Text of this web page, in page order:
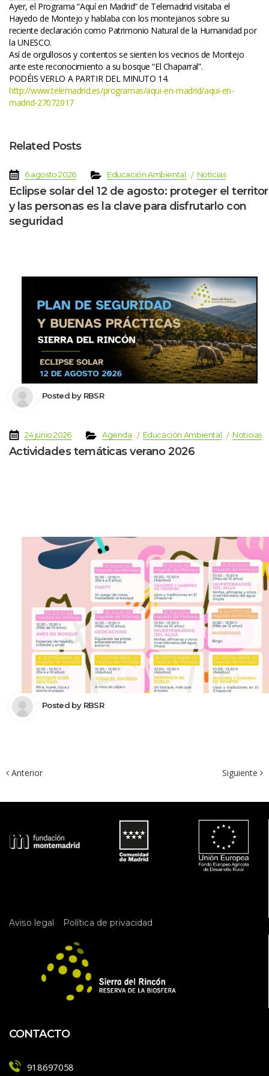
Ayer, el Programa “Aquí en Madrid” de Telemadrid visitaba el
Hayedo de Montejo y hablaba con los montejanos sobre su
reciente declaración como Patrimonio Natural de la Humanidad por
la UNESCO.
Así de orgullosos y contentos se sienten los vecinos de Montejo
ante este reconocimiento a su bosque “El Chaparral”.
PODÉIS VERLO A PARTIR DEL MINUTO 14.
http://www.telemadrid.es/programas/aqui-en-madrid/aqui-en-
madrid-27072017
Related Post
6 agosto 2026 Educación Ambiental Noticia
Eclipse solar del 12 de agosto: proteger el
y las personas es la clave para disfrutarlo con
eguridad
Posted by RBSR
24 junio 2026 Agenda Educación Ambiental Noticia
Actividades temáticas verano 2026
Posted by RBSR
Anterior Siguiente
Aviso legal Política de privacidad
CONTACTO
918697058